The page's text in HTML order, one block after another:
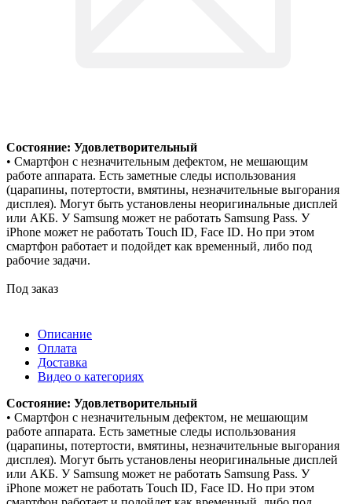
Состояние: Удовлетворительный
• Смартфон с незначительным дефектом, не мешающим
работе аппарата. Есть заметные следы использования
(царапины, потертости, вмятины, незначительные выгорания
дисплея). Могут быть установлены неоригинальные дисплей
или АКБ. У Samsung может не работать Samsung Pass. У
iPhone может не работать Touch ID, Face ID. Но при этом
смартфон работает и подойдет как временный, либо под
рабочие задачи.
Под заказ
Описание
Оплата
Доставка
Видео о категориях
Состояние: Удовлетворительный
• Смартфон с незначительным дефектом, не мешающим
работе аппарата. Есть заметные следы использования
(царапины, потертости, вмятины, незначительные выгорания
дисплея). Могут быть установлены неоригинальные дисплей
или АКБ. У Samsung может не работать Samsung Pass. У
iPhone может не работать Touch ID, Face ID. Но при этом